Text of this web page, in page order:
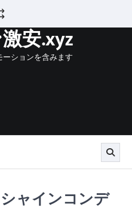
安.xyz
ーションを含みます
ャインコンデ